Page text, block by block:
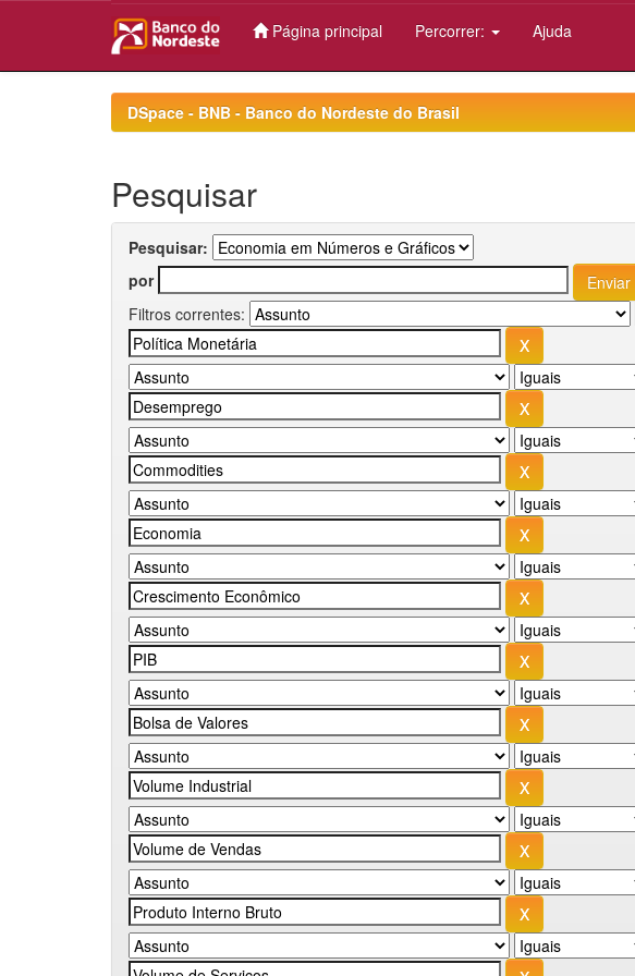
Página principal Percorrer: Ajuda
DSpace - BNB - Banco do Nordeste do Brasil
Pesquisar
Pesquisar:
por
Filtros correntes: